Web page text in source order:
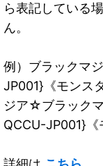
ら表記している
ん。
例）ブラックマ
JP001}《モンス
ジア☆ブラック
QCCU-JP001}《